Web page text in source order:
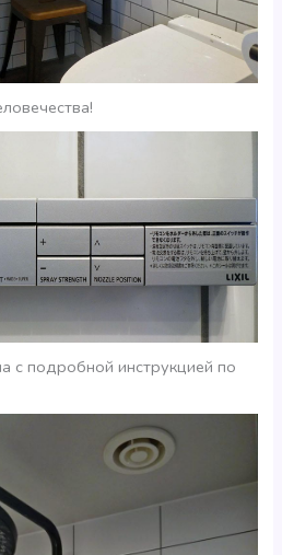
с подробной инструкцией по